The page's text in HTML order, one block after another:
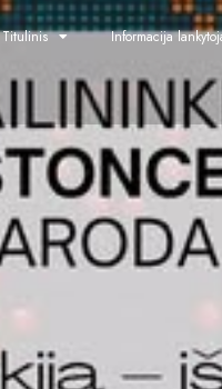
Titulinis Informacija